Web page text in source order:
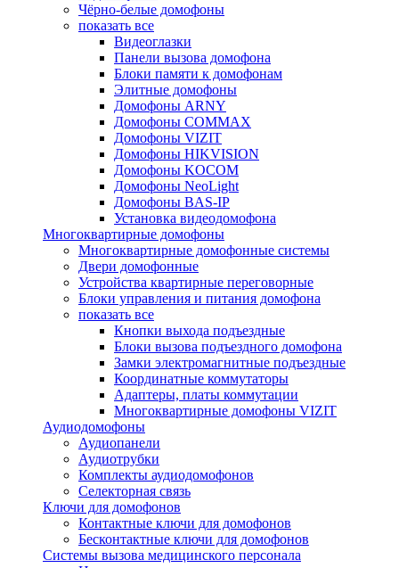
Чёрно-белые домофоны
показать все
Видеоглазки
Панели вызова домофона
Блоки памяти к домофонам
Элитные домофоны
Домофоны ARNY
Домофоны COMMAX
Домофоны VIZIT
Домофоны HIKVISION
Домофоны KOCOM
Домофоны NeoLight
Домофоны BAS-IP
Установка видеодомофона
Многоквартирные домофоны
Многоквартирные домофонные системы
Двери домофонные
Устройства квартирные переговорные
Блоки управления и питания домофона
показать все
Кнопки выхода подъездные
Блоки вызова подъездного домофона
Замки электромагнитные подъездные
Координатные коммутаторы
Адаптеры, платы коммутации
Многоквартирные домофоны VIZIT
Аудиодомофоны
Аудиопанели
Аудиотрубки
Комплекты аудиодомофонов
Селекторная связь
Ключи для домофонов
Контактные ключи для домофонов
Бесконтактные ключи для домофонов
Системы вызова медицинского персонала